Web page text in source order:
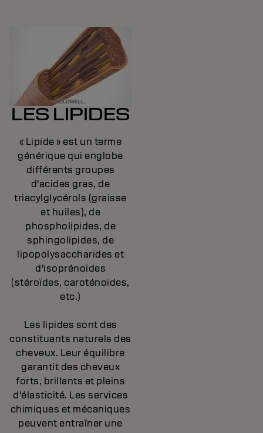
LES LIPIDES
« Lipide » est un terme
générique qui englobe
différents groupes
d'acides gras, de
triacylglycérols (graisse
et huiles), de
phospholipides, de
sphingolipides, de
lipopolysaccharides et
d'isoprénoïdes
(stéroïdes, caroténoïdes,
etc.)
Les lipides sont des
constituants naturels des
cheveux. Leur équilibre
garantit des cheveux
forts, brillants et pleins
d'élasticité. Les services
chimiques et mécaniques
peuvent entraîner une